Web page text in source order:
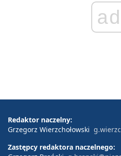
ad
Redaktor naczelny:
Grzegorz Wierzchołowski
Zastępcy redaktora naczelnego: